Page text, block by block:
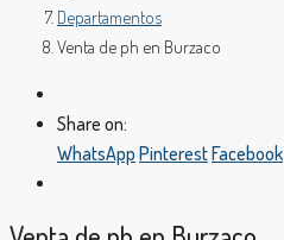
Departamentos
Venta de ph en Burzaco
Share on:
WhatsApp PinterestFacebook